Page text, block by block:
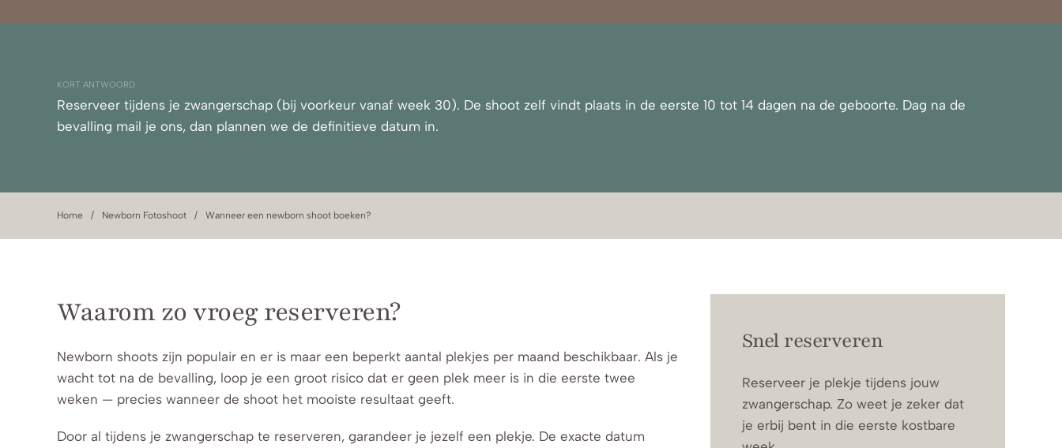
KORT ANTWOORD
Reserveer tijdens je zwangerschap (bij voorkeur vanaf week 30). De shoot zelf vindt plaats in de eerste 10 tot 14 dagen na de geboorte. Dag na de
bevalling mail je ons, dan plannen we de definitieve datum in.
Home Newborn Fotoshoot Wanneer een newborn shoot boeken?
Waarom zo vroeg reserveren?
Newborn shoots zijn populair en er is maar een beperkt aantal plekjes per maand beschikbaar. Als je
wacht tot na de bevalling, loop je een groot risico dat er geen plek meer is in die eerste twee
weken — precies wanneer de shoot het mooiste resultaat geeft.
Door al tijdens je zwangerschap te reserveren, garandeer je jezelf een plekje. De exacte datum
Snel reserveren
Reserveer je plekje tijdens jouw
zwangerschap. Zo weet je zeker dat
je erbij bent in die eerste kostbare